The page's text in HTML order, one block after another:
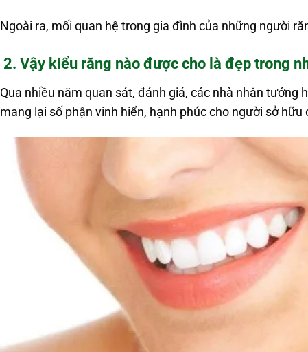
Ngoài ra, mối quan hệ trong gia đình của những người
2. Vậy kiểu răng nào được cho là đẹp trong
Qua nhiều năm quan sát, đánh giá, các nhà nhân
mang lại số phận vinh hiển, hạnh phúc cho người sở hữu